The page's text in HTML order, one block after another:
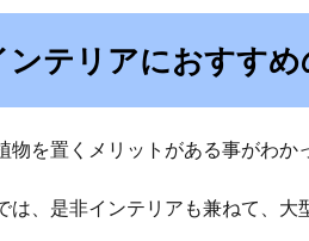
ンテリアにおすす
物を置くメリットがある事がわか
は、是非インテリアも兼ねて、大